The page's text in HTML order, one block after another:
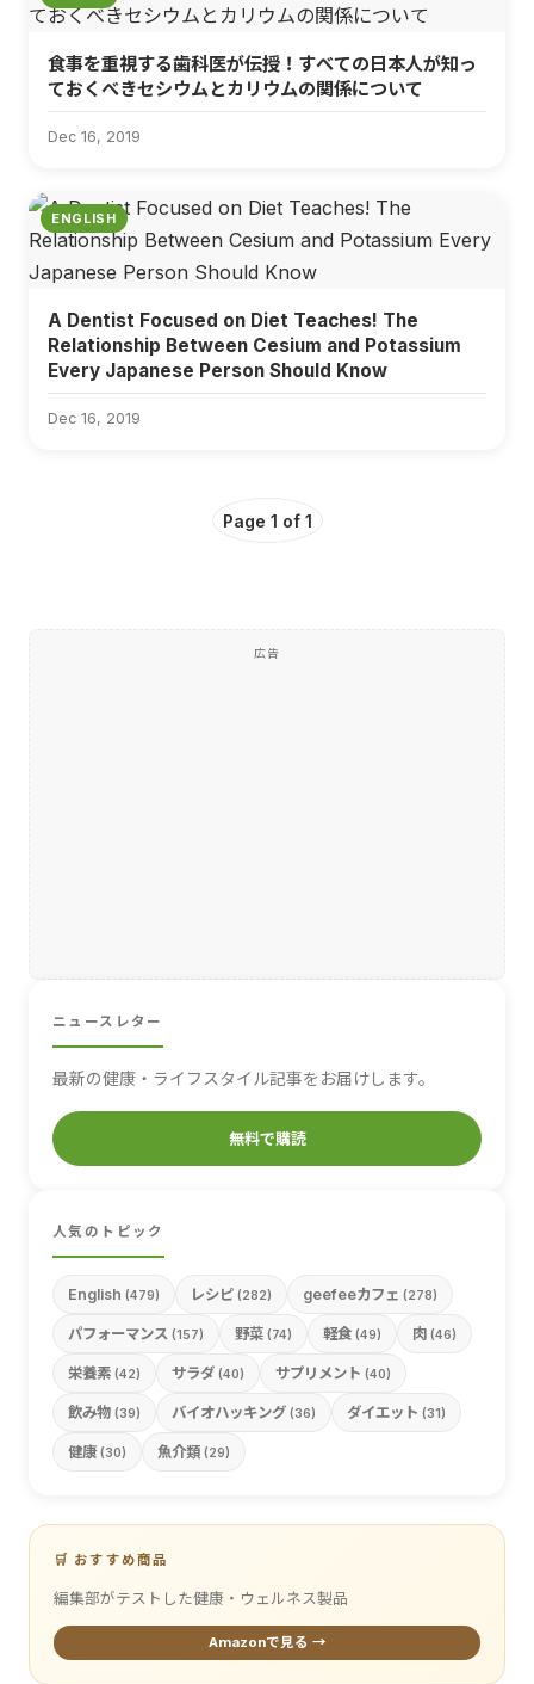
食事を重視する歯科医が伝授！すべての日本人が知っ
ておくべきセシウムとカリウムの関係について
Dec 16, 2019
ENGLISH
A Dentist Focused on Diet Teaches! The
Relationship Between Cesium and Potassium
Every Japanese Person Should Know
Dec 16, 2019
Page 1 of 1
広告
ニュースレター
最新の健康・ライフスタイル記事をお届けします。
無料で購読
人気のトピック
English (479) レシピ (282) geefeeカフェ (278)
パフォーマンス (157) 野菜 (74) 軽食 (49) 肉 (46)
栄養素 (42) サラダ (40) サプリメント (40)
飲み物 (39) バイオハッキング (36) ダイエット (31)
健康 (30) 魚介類 (29)
🛒 おすすめ商品
編集部がテストした健康・ウェルネス製品
Amazonで見る →